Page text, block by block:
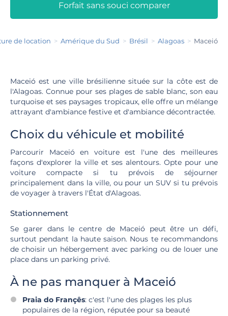
Forfait sans souci comparer
de location Amérique du Sud Brésil Alagoas Maceió
Maceió est une ville brésilienne située sur la côte est de
l'Alagoas. Connue pour ses plages de sable blanc, son eau
turquoise et ses paysages tropicaux, elle offre un mélange
attrayant d'ambiance festive et d'ambiance décontractée.
Choix du véhicule et mobilité
Parcourir Maceió en voiture est l'une des meilleures
façons d'explorer la ville et ses alentours. Opte pour une
voiture compacte si tu prévois de séjourner
principalement dans la ville, ou pour un SUV si tu prévois
de voyager à travers l'État d'Alagoas.
Stationnement
Se garer dans le centre de Maceió peut être un défi,
surtout pendant la haute saison. Nous te recommandons
de choisir un hébergement avec parking ou de louer une
place dans un parking privé.
À ne pas manquer à Maceió
Praia do Françês: c'est l'une des plages les plus
populaires de la région, réputée pour sa beauté